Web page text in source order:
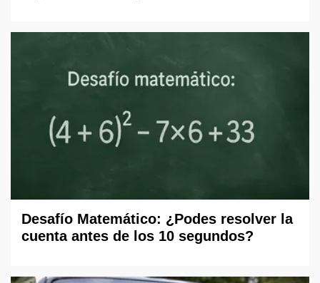
Desafío Matemático: ¿Podes resolver la
cuenta antes de los 10 segundos?